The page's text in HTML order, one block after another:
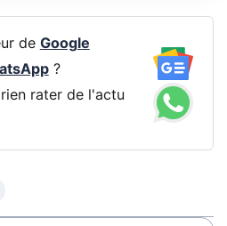
de Google
?
rater de l'actu